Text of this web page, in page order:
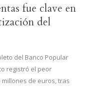
fue clave en
del
del Banco Popular
registró el peor
de euros, tras